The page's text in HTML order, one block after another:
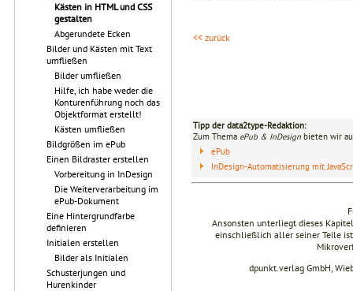
Kästen in HTML und CSS
gestalten
Abgerundete Ecken
Bilder und Kästen mit Text
umfließen
Bilder umfließen
Hilfe, ich habe weder die
Konturenführung noch das
Objektformat erstellt!
Kästen umfließen
Bildgrößen im ePub
Einen Bildraster erstellen
Vorbereitung in InDesign
Die Weiterverarbeitung im
ePub-Dokument
Eine Hintergrundfarbe
definieren
Initialen erstellen
Bilder als Initialen
Schusterjungen und
Hurenkinder
<< zurück
Tipp der data2type-Redaktion:
Zum Thema ePub & InDesign bieten wir
ePub
InDesign-Automatisierung mit
Ansonsten unterliegt dieses
einschließlich aller seiner Teile
dpunkt.verlag GmbH,